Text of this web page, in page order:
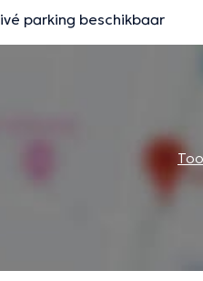
parking beschikbaar